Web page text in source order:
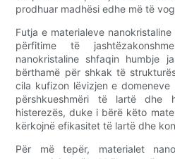
prodhuar madhësi edhe më të
Futja e materialeve
përfitime të
nanokristaline shfaqin humbje
bërthamë për shkak të
cila kufizon lëvizjen e domeneve
përshkueshmëri të lartë dhe
histerezës, duke i bërë këto
kërkojnë efikasitet të lartë dhe
Për më tepër, materialet